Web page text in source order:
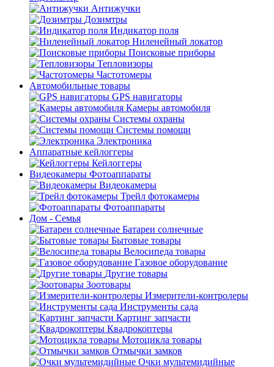
Антижучки
Дозимтры
Индикатор поля
Ниленейный локатор
Поисковые приборы
Тепловизоры
Частотомеры
Автомобильные товары
GPS навигаторы
Камеры автомобиля
Системы охраны
Системы помощи
Электроника
Аппаратные кейлоггеры
Кейлоггеры
Видеокамеры Фотоаппараты
Видеокамеры
Трейл фотокамеры
Фотоаппараты
Дом - Семья
Батареи солнечные
Бытовые товары
Велосипеда товары
Газовое оборудование
Другие товары
Зоотовары
Измерители-контролеры
Инструменты сада
Картинг запчасти
Квадрокоптеры
Мотоцикла товары
Отмычки замков
Очки мультемидийные